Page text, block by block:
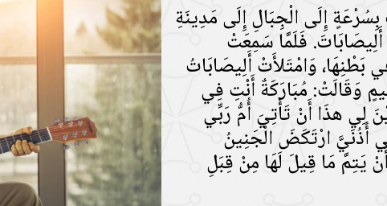
إِلَى الْجِبَالِ إِلَى مَدِينَةِ
فَلَمَّا سَمِعَتْ
وَامْتَلأَتْ أَلِيصَابَاتُ
وَقَالَتْ: مُبَارَكَةٌ أَنْتِ فِي
لِي هذَا أَنْ تَأْتِيَ أُمُّ رَبِّي
ارْتَكَضَ الْجَنِينُ
يَتِمَّ مَا قِيلَ لَهَا مِنْ قِبَلِ